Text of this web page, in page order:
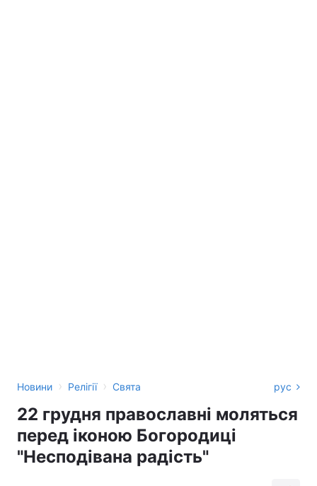
Новини › Релігії › Свята рус
22 грудня православні моляться
перед іконою Богородиці
"Несподівана радість"